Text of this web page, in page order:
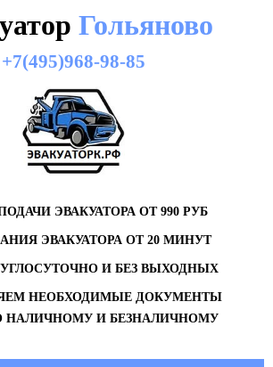
Гольяново
+7(495)968-98-85
ЭВАКУАТОРА ОТ 990 РУБ
ЭВАКУАТОРА ОТ 20 МИНУТ
И БЕЗ ВЫХОДНЫХ
НЕОБХОДИМЫЕ ДОКУМЕНТЫ
НАЛИЧНОМУ И БЕЗНАЛИЧНОМУ